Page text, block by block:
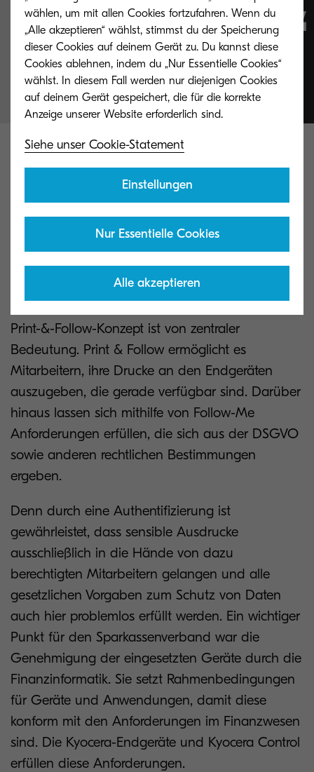
begeistert.
Charles A. Hayaux
Lösung
zentrales Druckmanagement mitKyocera Control
Damit werden alle Geräte zentral verwaltet und in
Print-&-Follow-Konzept ist von zentraler
Bedeutung. Print & Follow ermöglicht es
Mitarbeitern, ihre Drucke an den Endgeräten
auszugeben, die gerade verfügbar sind. Darüber
hinaus lassen sich mithilfe von Follow-Me
Anforderungen erfüllen, die sich aus der DSGVO
sowie anderen rechtlichen Bestimmungen
ergeben.
Denn durch eine Authentifizierung ist
gewährleistet, dass sensible Ausdrucke
ausschließlich in die Hände von dazu
berechtigten Mitarbeitern gelangen und alle
gesetzlichen Vorgaben zum Schutz von Daten
auch hier problemlos erfüllt werden. Ein wichtiger
Punkt für den Sparkassenverband war die
Genehmigung der eingesetzten Geräte durch die
Finanzinformatik. Sie setzt Rahmenbedingungen
für Geräte und Anwendungen, damit diese
konform mit den Anforderungen im Finanzwesen
sind. Die Kyocera-Endgeräte und Kyocera Control
erfüllen diese Anforderungen.
wählen, um mit allen Cookies fortzufahren. Wenn du
„Alle akzeptieren“ wählst, stimmst du der Speicherung
dieser Cookies auf deinem Gerät zu. Du kannst diese
Cookies ablehnen, indem du „Nur Essentielle Cookies“
wählst. In diesem Fall werden nur diejenigen Cookies
auf deinem Gerät gespeichert, die für die korrekte
Siehe unser Cookie-Statement
Einstellungen
Nur Essentielle Cookies
Alle akzeptieren